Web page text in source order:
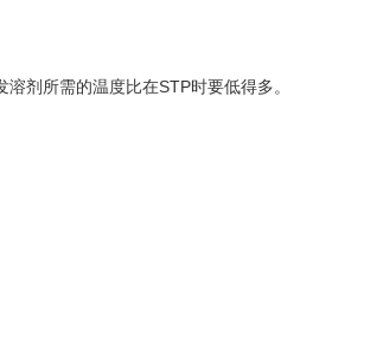
剂所需的温度比在STP时要低得多。